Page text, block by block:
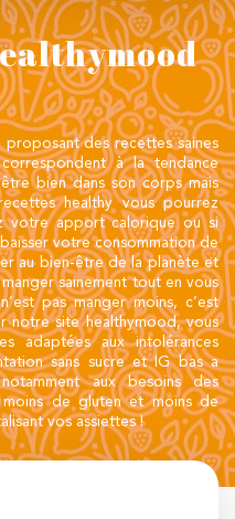
des recettes saines
à la tendance
bien dans son corps mais
healthy vous pourrez
votre apport calorique ou si
votre consommation de
au bien-être de la planète et
sainement tout en vous
pas manger moins, c’est
notre site healthymood, vous
adaptées aux intolérances
sans sucre et IG bas a
aux besoins des
de gluten et moins de
vos assiettes !